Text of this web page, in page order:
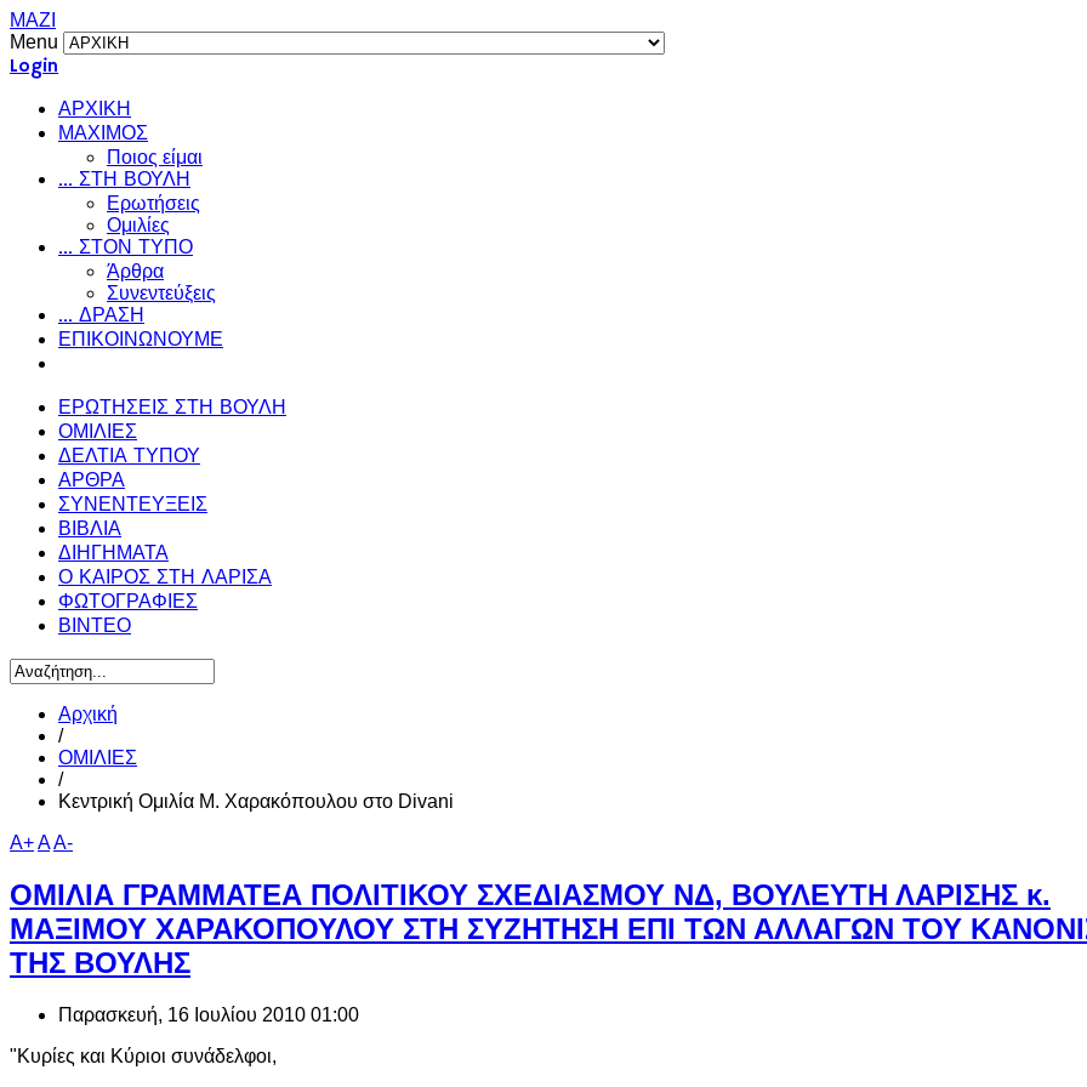
ΜΑΖΙ
Menu
Login
ΑΡΧΙΚΗ
ΜΑΧΙΜΟΣ
Ποιος είμαι
... ΣΤΗ ΒΟΥΛΗ
Ερωτήσεις
Ομιλίες
... ΣΤΟΝ ΤΥΠΟ
Άρθρα
Συνεντεύξεις
... ΔΡΑΣΗ
ΕΠΙΚΟΙΝΩΝΟΥΜΕ
ΕΡΩΤΗΣΕΙΣ ΣΤΗ ΒΟΥΛΗ
ΟΜΙΛΙΕΣ
ΔΕΛΤΙΑ ΤΥΠΟΥ
ΑΡΘΡΑ
ΣΥΝΕΝΤΕΥΞΕΙΣ
ΒΙΒΛΙΑ
ΔΙΗΓΗΜΑΤΑ
Ο ΚΑΙΡΟΣ ΣΤΗ ΛΑΡΙΣΑ
ΦΩΤΟΓΡΑΦΙΕΣ
ΒΙΝΤΕΟ
Αρχική
/
ΟΜΙΛΙΕΣ
/
Κεντρική Ομιλία Μ. Χαρακόπουλου στο Divani
A+AA-
ΟΜΙΛΙΑ ΓΡΑΜΜΑΤΕΑ ΠΟΛΙΤΙΚΟΥ ΣΧΕΔΙΑΣΜΟΥ ΝΔ, ΒΟΥΛΕΥΤΗ ΛΑΡΙΣΗΣ κ.
ΜΑΞΙΜΟΥ ΧΑΡΑΚΟΠΟΥΛΟΥ ΣΤΗ ΣΥΖΗΤΗΣΗ ΕΠΙ ΤΩΝ ΑΛΛΑΓΩΝ ΤΟΥ
ΤΗΣ ΒΟΥΛΗΣ
Παρασκευή, 16 Ιουλίου 2010 01:00
"Κυρίες και Κύριοι συνάδελφοι,